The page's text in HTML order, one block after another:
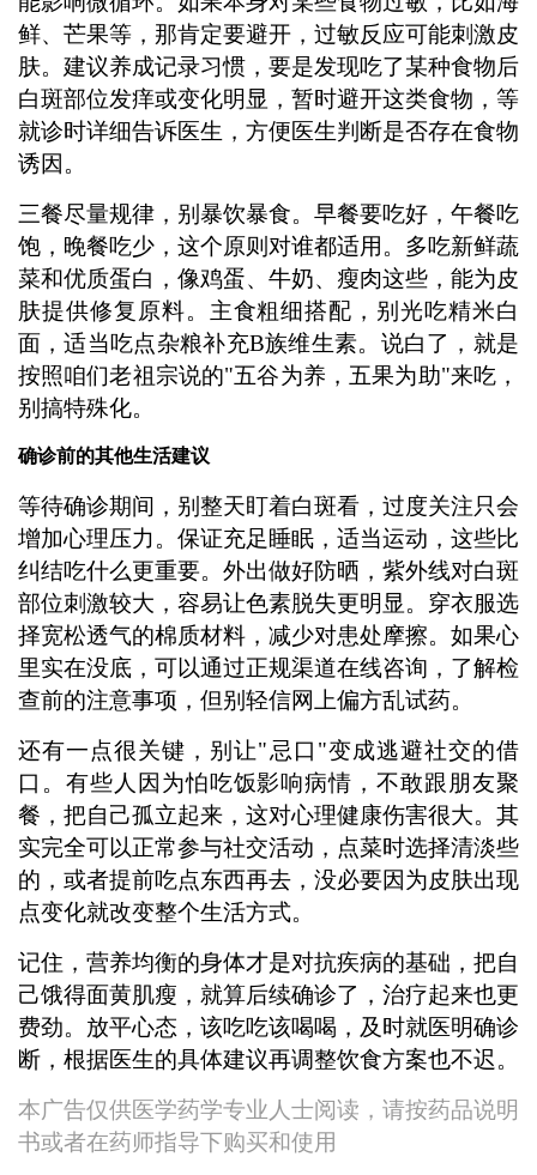
鲜、芒果等，那肯定要避开，过敏反应可能刺激皮
肤。建议养成记录习惯，要是发现吃了某种食物后
白斑部位发痒或变化明显，暂时避开这类食物，等
就诊时详细告诉医生，方便医生判断是否存在食物
诱因。
三餐尽量规律，别暴饮暴食。早餐要吃好，午餐吃
饱，晚餐吃少，这个原则对谁都适用。多吃新鲜蔬
菜和优质蛋白，像鸡蛋、牛奶、瘦肉这些，能为皮
肤提供修复原料。主食粗细搭配，别光吃精米白
面，适当吃点杂粮补充B族维生素。说白了，就是
按照咱们老祖宗说的"五谷为养，五果为助"来吃，
别搞特殊化。
确诊前的其他生活建议
等待确诊期间，别整天盯着白斑看，过度关注只会
增加心理压力。保证充足睡眠，适当运动，这些比
纠结吃什么更重要。外出做好防晒，紫外线对白斑
部位刺激较大，容易让色素脱失更明显。穿衣服选
择宽松透气的棉质材料，减少对患处摩擦。如果心
里实在没底，可以通过正规渠道在线咨询，了解检
查前的注意事项，但别轻信网上偏方乱试药。
还有一点很关键，别让"忌口"变成逃避社交的借
口。有些人因为怕吃饭影响病情，不敢跟朋友聚
餐，把自己孤立起来，这对心理健康伤害很大。其
实完全可以正常参与社交活动，点菜时选择清淡些
的，或者提前吃点东西再去，没必要因为皮肤出现
点变化就改变整个生活方式。
记住，营养均衡的身体才是对抗疾病的基础，把自
己饿得面黄肌瘦，就算后续确诊了，治疗起来也更
费劲。放平心态，该吃吃该喝喝，及时就医明确诊
断，根据医生的具体建议再调整饮食方案也不迟。
本广告仅供医学药学专业人士阅读，请按药品说明
书或者在药师指导下购买和使用